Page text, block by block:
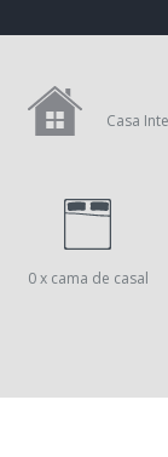
Casa
0 x cama de casal